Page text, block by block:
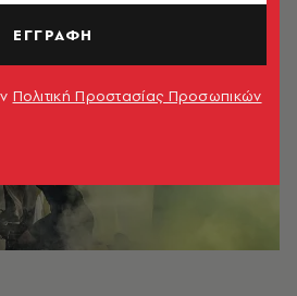
ΕΓΓΡΑΦΗ
Πολιτική Προστασίας Προσωπικών